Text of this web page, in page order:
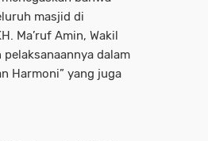
masjid di
Ma’ruf Amin, Wakil
dalam
Harmoni” yang juga